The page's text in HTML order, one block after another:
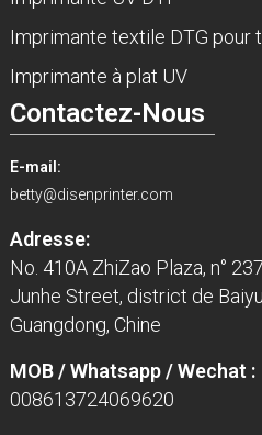
Imprimante textile DTG pour
Imprimante à plat UV
Contactez-Nous
E-mail:
betty@disenprinter.com
Adresse:
No. 410A ZhiZao Plaza, n°
Junhe Street, district de
Guangdong, Chine
MOB / Whatsapp / Wechat :
008613724069620